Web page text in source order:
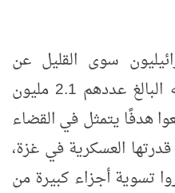
سوى القليل عن
خططهم لقطاع غزة وسكانه البالغ عددهم 2.1 مليون
هدفًا يتمثل في القضاء
العسكرية في غزة،
تسوية أجزاء كبيرة من